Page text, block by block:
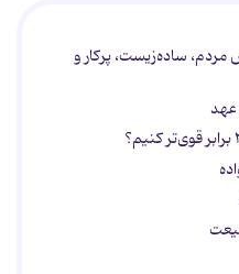
ساده‌زیست، پرکار و
عهد